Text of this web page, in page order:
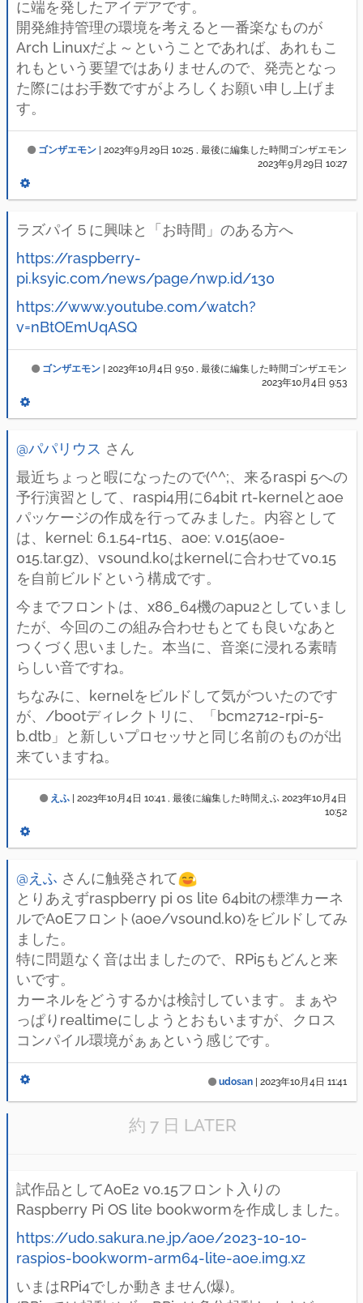
に端を発したアイデアです。
開発維持管理の環境を考えると一番楽なものが
Arch Linuxだよ～ということであれば、あれもこ
れもという要望ではありませんので、発売となっ
た際にはお手数ですがよろしくお願い申し上げま
す。
ゴンザエモン 2023年9月29日 10:25 , 最後に編集した時間ゴンザエモン
2023年9月29日 10:27
ラズパイ５に興味と「お時間」のある方へ
https://raspberry-
pi.ksyic.com/news/page/nwp.id/130
https://www.youtube.com/watch?
v=nBtOEmUqASQ
ゴンザエモン 2023年10月4日 9:50 , 最後に編集した時間ゴンザエモン
2023年10月4日 9:53
@パパリウス さん
最近ちょっと暇になったので(^^;、来るraspi 5への
予行演習として、raspi4用に64bit rt-kernelとaoe
パッケージの作成を行ってみました。内容として
は、kernel: 6.1.54-rt15、aoe: v.015(aoe-
015.tar.gz)、vsound.koはkernelに合わせてv0.15
を自前ビルドという構成です。
今までフロントは、x86_64機のapu2としていまし
たが、今回のこの組み合わせもとても良いなあと
つくづく思いました。本当に、音楽に浸れる素晴
らしい音ですね。
ちなみに、kernelをビルドして気がついたのです
が、/bootディレクトリに、「bcm2712-rpi-5-
b.dtb」と新しいプロセッサと同じ名前のものが出
来ていますね。
えふ 2023年10月4日 10:41 , 最後に編集した時間えふ 2023年10月4日
10:52
@えふ さんに触発されて
とりあえずraspberry pi os lite 64bitの標準カーネ
ルでAoEフロント(aoe/vsound.ko)をビルドしてみ
ました。
特に問題なく音は出ましたので、RPi5もどんと来
いです。
カーネルをどうするかは検討しています。まぁや
っぱりrealtimeにしようとおもいますが、クロス
コンパイル環境がぁぁという感じです。
udosan 2023年10月4日 11:41
約 7 日 LATER
試作品としてAoE2 v0.15フロント入りの
Raspberry Pi OS lite bookwormを作成しました。
https://udo.sakura.ne.jp/aoe/2023-10-10-
raspios-bookworm-arm64-lite-aoe.img.xz
いまはRPi4でしか動きません(爆)。